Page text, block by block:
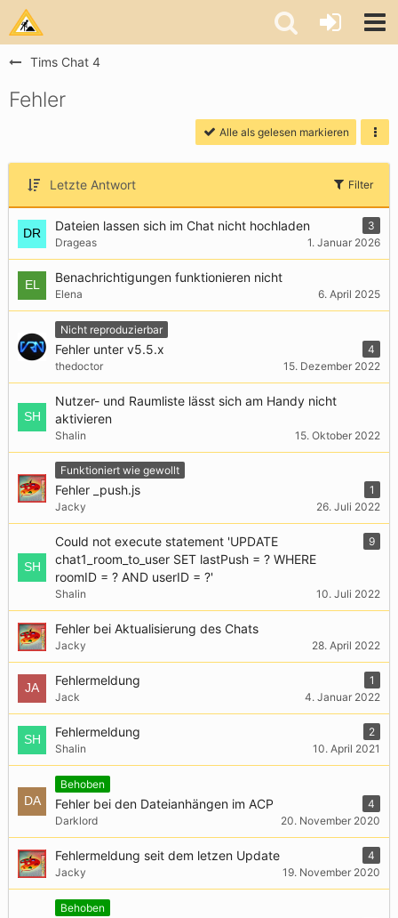
Tims Chat 4
Fehler
Alle als gelesen markieren
Letzte Antwort Filter
Dateien lassen sich im Chat nicht hochladen
3
Drageas
1. Januar 2026
Benachrichtigungen funktionieren nicht
Elena 6. April 2025
Nicht reproduzierbar
Fehler unter v5.5.x
4
thedoctor
15. Dezember 2022
Nutzer- und Raumliste lässt sich am Handy nicht
aktivieren
Shalin 15. Oktober 2022
Funktioniert wie gewollt
Fehler _push.js
1
Jacky
26. Juli 2022
Could not execute statement 'UPDATE
chat1_room_to_user SET lastPush = ? WHERE
roomID = ? AND userID = ?'
9
Shalin 10. Juli 2022
Fehler bei Aktualisierung des Chats
Jacky 28. April 2022
Fehlermeldung
1
Jack
4. Januar 2022
Fehlermeldung
2
Shalin
10. April 2021
Behoben
Fehler bei den Dateianhängen im ACP
4
Darklord
20. November 2020
Fehlermeldung seit dem letzen Update
4
Jacky
19. November 2020
Behoben